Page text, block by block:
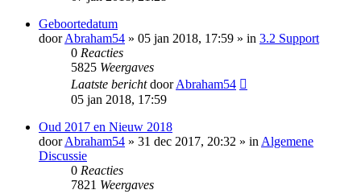
Geboortedatum
doorAbraham54 » 05 jan 2018, 17:59 » in 3.2 Support
0 Reacties
5825 Weergaves
Laatste berichtdoorAbraham54
05 jan 2018, 17:59
Oud 2017 en Nieuw 2018
doorAbraham54 » 31 dec 2017, 20:32 » inAlgemene
Discussie
0 Reacties
7821 Weergaves